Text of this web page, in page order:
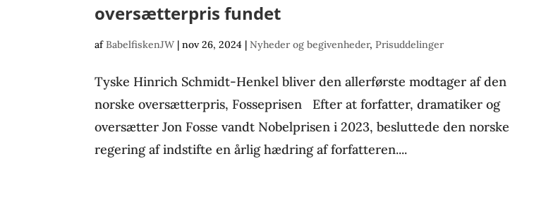
oversætterpris fundet
afBabelfiskenJW |nov 26, 2024 |Nyheder og begivenheder,Prisuddelinger
Tyske Hinrich Schmidt-Henkel bliver den allerførste modtager af den
norske oversætterpris, Fosseprisen Efter at forfatter, dramatiker og
oversætter Jon Fosse vandt Nobelprisen i 2023, besluttede den norske
regering af indstifte en årlig hædring af forfatteren....